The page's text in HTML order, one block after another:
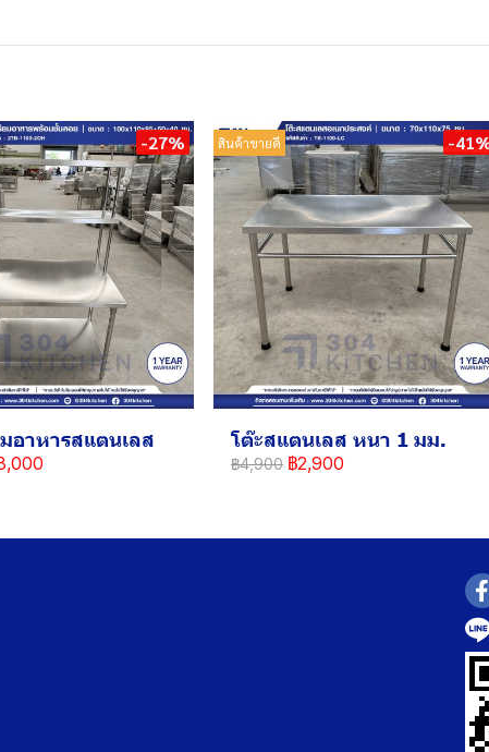
-27%
อาหารสแตนเลส
สินค้าขายดี -
โต๊ะสแตนเลส หนา 1 มม.
฿4,900 ฿2,900